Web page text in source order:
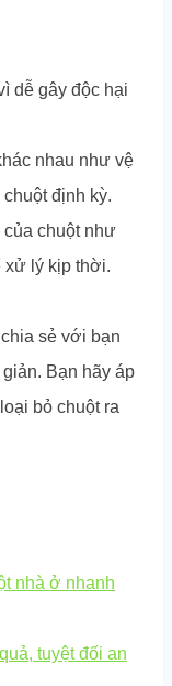
dễ gây độc hại
nhau như vệ
định kỳ.
chuột như
xử lý kịp thời.
sẻ với bạn
Bạn hãy áp
bỏ chuột ra
nhà ở nhanh
tuyệt đối an